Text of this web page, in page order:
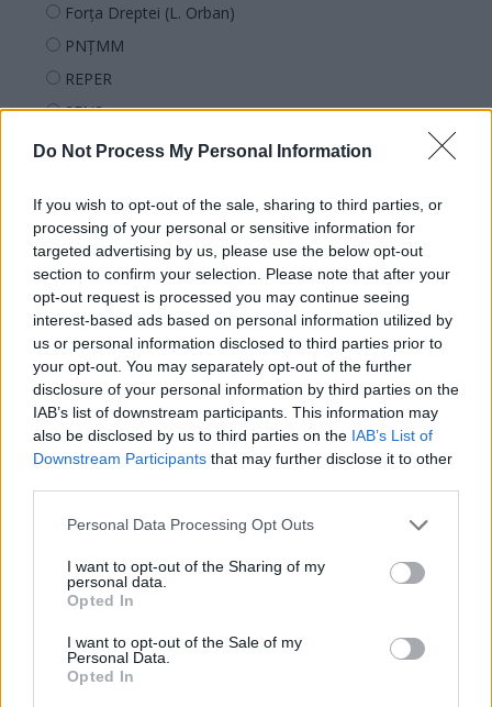
Do Not Process My Personal Information
If you wish to opt-out of the sale, sharing to third parties, or
processing of your personal or sensitive information for
targeted advertising by us, please use the below opt-out
section to confirm your selection. Please note that after your
opt-out request is processed you may continue seeing
interest-based ads based on personal information utilized by
us or personal information disclosed to third parties prior to
your opt-out. You may separately opt-out of the further
disclosure of your personal information by third parties on the
IAB’s list of downstream participants. This information may
also be disclosed by us to third parties on the IAB’s List of
Downstream Participants that may further disclose it to other
Personal Data Processing Opt Outs
I want to opt-out of the Sharing of my
personal data.
Opted In
I want to opt-out of the Sale of my
Personal Data.
Opted In
Forța Dreptei (L. Orban)
PNȚMM
REPER
SENS
SOS (Șoșoacă)
PACE (Peia)
Acțiunea Conservatoare (Târziu)
PDF (Lazarus)
PUSL (D. Voiculescu)
PNȚCD (Pavelescu)
PNCR (Terheș)
Partidul Patrioților (Surugiu)
FAR (Coarnă)
România pe Primul Loc (Ponta)
Arhiva sondajelor